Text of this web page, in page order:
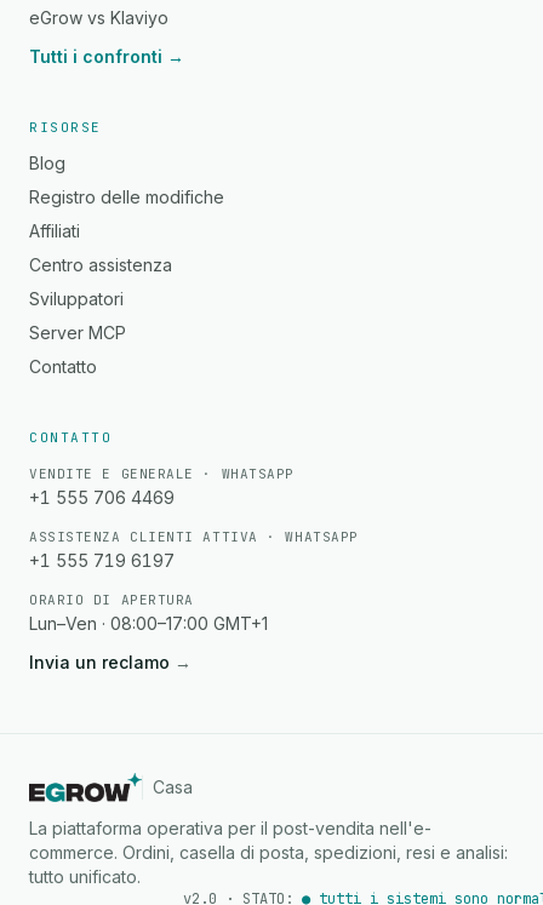
eGrow vs Klaviyo
Tutti i confronti →
RISORSE
Blog
Registro delle modifiche
Affiliati
Centro assistenza
Sviluppatori
Server MCP
Contatto
CONTATTO
VENDITE E GENERALE · WHATSAPP
+1 555 706 4469
ASSISTENZA CLIENTI ATTIVA · WHATSAPP
+1 555 719 6197
ORARIO DI APERTURA
Lun–Ven · 08:00–17:00 GMT+1
Invia un reclamo →
Casa
La piattaforma operativa per il post-vendita nell'e-
commerce. Ordini, casella di posta, spedizioni, resi e analisi:
tutto unificato.
v2.0 · STATO: ● tutti i sistemi sono